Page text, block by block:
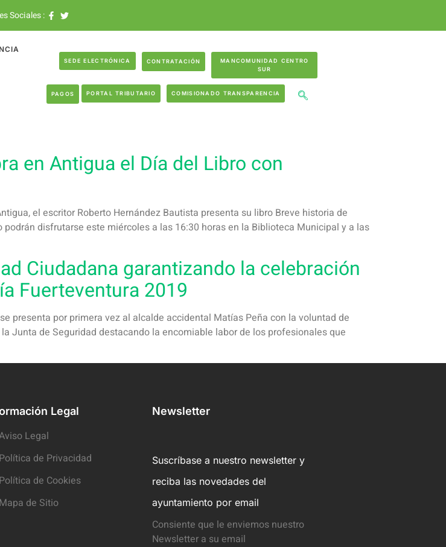
Sociales :
SEDE ELECTRÓNICA CONTRATACIÓN
MANCOMUNIDAD CENTRO
SUR
PAGOS PORTAL TRIBUTARIO COMISIONADO TRANSPARENCIA
en Antigua el Día del Libro con
el escritor Roberto Hernández Bautista presenta su libro Breve historia de
disfrutarse este miércoles a las 16:30 horas en la Biblioteca Municipal y a las
Ciudadana garantizando la celebración
Fuerteventura 2019
presenta por primera vez al alcalde accidental Matías Peña con la voluntad de
Junta de Seguridad destacando la encomiable labor de los profesionales que
Legal
Legal
Política de Privacidad
Política de Cookies
Mapa de Sitio
Newsletter
Suscríbase a nuestro newsletter y
reciba las novedades del
ayuntamiento por email
Consiente que le enviemos nuestro
Newsletter a su email